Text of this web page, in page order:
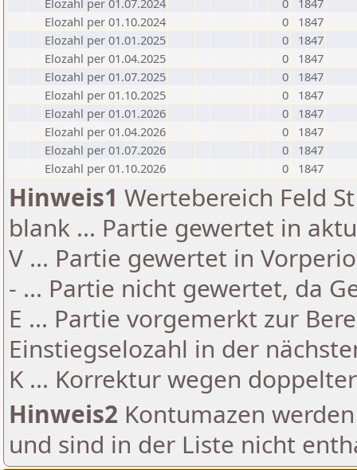
Elozahl per 01.07.2024
0
1847
Elozahl per 01.10.2024
0
1847
Elozahl per 01.01.2025
0
1847
Elozahl per 01.04.2025
0
1847
Elozahl per 01.07.2025
0
1847
Elozahl per 01.10.2025
0
1847
Elozahl per 01.01.2026
0
1847
Elozahl per 01.04.2026
0
1847
Elozahl per 01.07.2026
0
1847
Elozahl per 01.10.2026
0 1847
Hinweis1 Wertebereich Feld
blank ... Partie gewertet in
V ... Partie gewertet in
- ... Partie nicht gewertet, da
E ... Partie vorgemerkt zur
Einstiegselozahl in der
K ... Korrektur wegen
Hinweis2 Kontumazen
und sind in der Liste nicht